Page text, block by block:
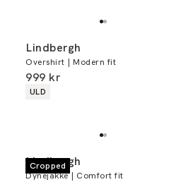
Lindbergh
Overshirt | Modern fit
I alt (inkl. rabat)
999 kr
Produkt egenskaber
ULD
Cropped
Lindbergh
Dynejakke | Comfort fit